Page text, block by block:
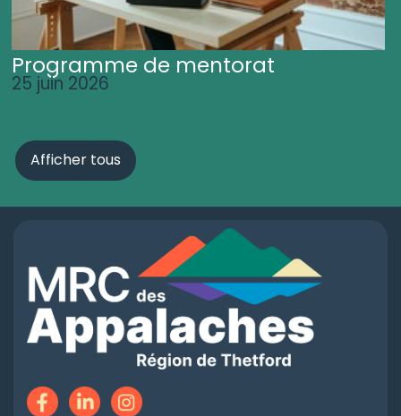
Programme de mentorat
25 juin 2026
Afficher tous